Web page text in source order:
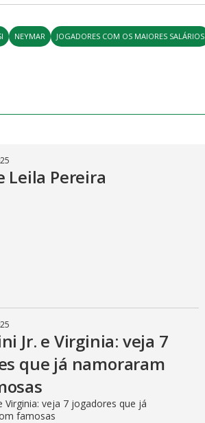
NEYMAR
JOGADORES COM OS MAIORES SALÁRIOS
Leila Pereira
Jr. e Virginia: veja 7
que já namoraram
Virginia: veja 7 jogadores que já
famosas